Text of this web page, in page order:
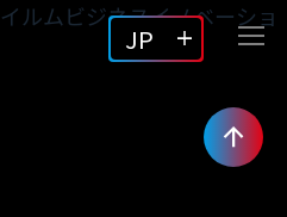
JP
ルムビジネスイノベーショ